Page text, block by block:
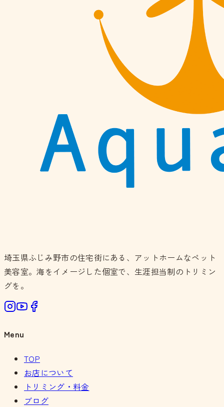
埼玉県ふじみ野市の住宅街にある、アットホームなペット
美容室。海をイメージした個室で、生涯担当制のトリミン
グを。
Menu
TOP
お店について
トリミング・料金
ブログ